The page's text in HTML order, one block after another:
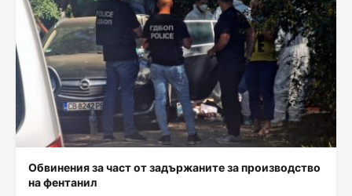
Обвинения за част от задържаните за производство
на фентанил